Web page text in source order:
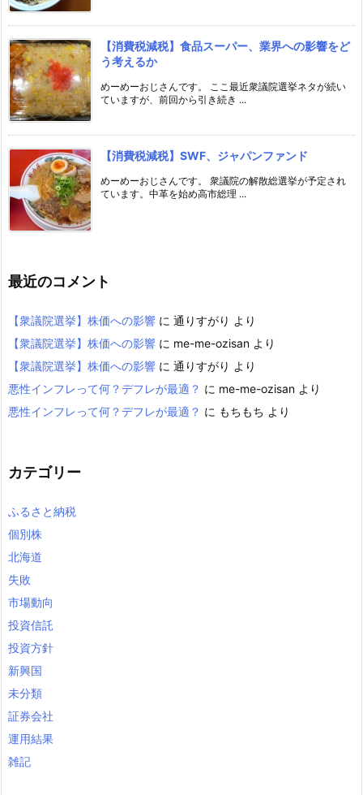
【消費税減税】食品スーパー、業界への影響をど
う考えるか
めーめーおじさんです。 ここ最近衆議院選挙ネタが続い
ていますが、前回から引き続き ...
【消費税減税】SWF、ジャパンファンド
めーめーおじさんです。 衆議院の解散総選挙が予定され
ています。中革を始め高市総理 ...
最近のコメント
【衆議院選挙】株価への影響 に 通りすがり より
【衆議院選挙】株価への影響 に me-me-ozisan より
【衆議院選挙】株価への影響 に 通りすがり より
悪性インフレって何？デフレが最適？ に me-me-ozisan より
悪性インフレって何？デフレが最適？ に もちもち より
カテゴリー
ふるさと納税
個別株
北海道
失敗
市場動向
投資信託
投資方針
新興国
未分類
証券会社
運用結果
雑記